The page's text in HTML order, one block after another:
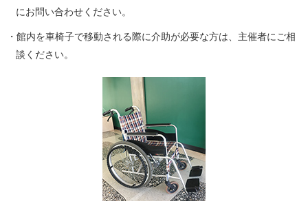
・ 利用料金
・ 音楽堂のご案内
・ フロアマップ
神奈川県立音楽堂
にお問い合わせください。
・館内を車椅子で移動される際に介助が必要な方は、主催者にご相
談ください。